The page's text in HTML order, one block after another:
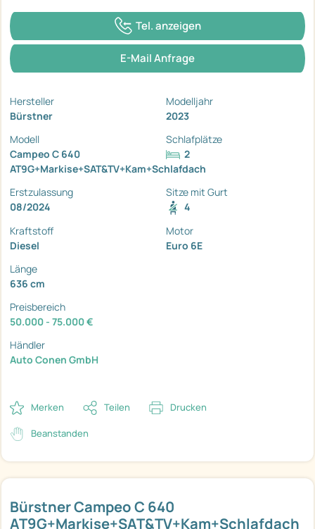
Bürstner Campeo C 640
AT9G+Markise+SAT&TV+Kam+Schlafdach
Tel. anzeigen
E-Mail Anfrage
Hersteller
Bürstner
Modelljahr
2023
Modell
Campeo C 640
AT9G+Markise+SAT&TV+Kam+Schlafdach
Schlafplätze
2
Erstzulassung
08/2024
Sitze mit Gurt
4
Kraftstoff
Diesel
Motor
Euro 6E
Länge
636 cm
Preisbereich
50.000 - 75.000 €
Händler
Auto Conen GmbH
Merken Teilen Drucken
Beanstanden